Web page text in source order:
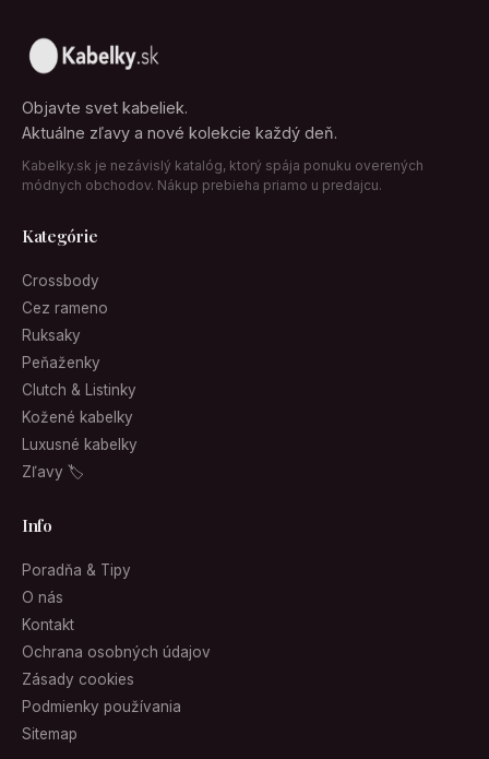
Objavte svet kabeliek.
Aktuálne zľavy a nové kolekcie každý deň.
Kabelky.sk je nezávislý katalóg, ktorý spája ponuku overených
módnych obchodov. Nákup prebieha priamo u predajcu.
Kategórie
Crossbody
Cez rameno
Ruksaky
Peňaženky
Clutch & Listinky
Kožené kabelky
Luxusné kabelky
Zľavy 🏷
Info
Poradňa & Tipy
O nás
Kontakt
Ochrana osobných údajov
Zásady cookies
Podmienky používania
Sitemap